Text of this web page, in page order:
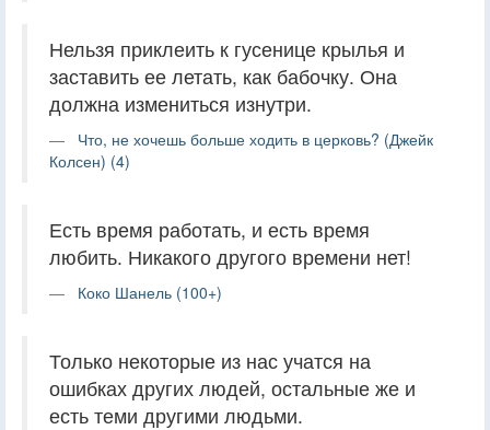
Нельзя приклеить к гусенице крылья и
заставить ее летать, как бабочку. Она
должна измениться изнутри.
Что, не хочешь больше ходить в церковь? (Джейк
Колсен) (4)
Есть время работать, и есть время
любить. Никакого другого времени нет!
Коко Шанель (100+)
Только некоторые из нас учатся на
ошибках других людей, остальные же и
есть теми другими людьми.